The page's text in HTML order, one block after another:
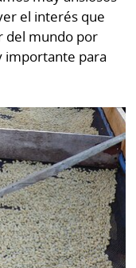
el interés que
del mundo por
importante para